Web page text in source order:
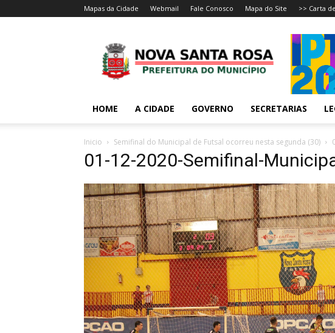
Mapas da Cidade Webmail Fale Conosco Mapa do Site >> Carta
HOME A CIDADE GOVERNO SECRETARIAS
Inicio Semifinal do Municipal de Futsal ocorreu nesta segunda (30)
01-12-2020-Semifinal-